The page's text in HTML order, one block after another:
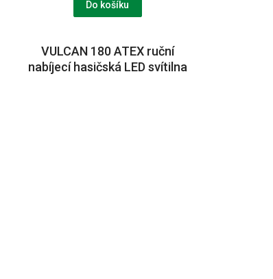
Do košíku
VULCAN 180 ATEX ruční
nabíjecí hasičská LED svítilna